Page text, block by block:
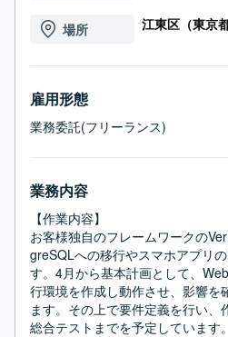
場所 江東区（東京都
雇用形態
業務委託(フリーランス)
業務内容
【作業内容】
お客様独自のフレームワークの
greSQLへの移行やスマホアプリ
す。4月から基本計画として、
行環境を作成し動作させ、影響を
ます。その上で要件定義を行い、
総合テストまでを予定しています。